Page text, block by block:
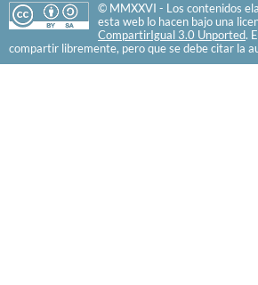
© MMXXVI - Los contenidos
esta web lo hacen bajo una
CompartirIgual 3.0 Unported.
compartir libremente, pero que se debe citar la